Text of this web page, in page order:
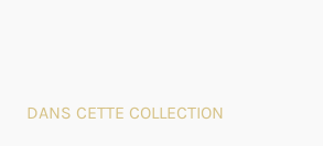
DANS CETTE COLLECTION